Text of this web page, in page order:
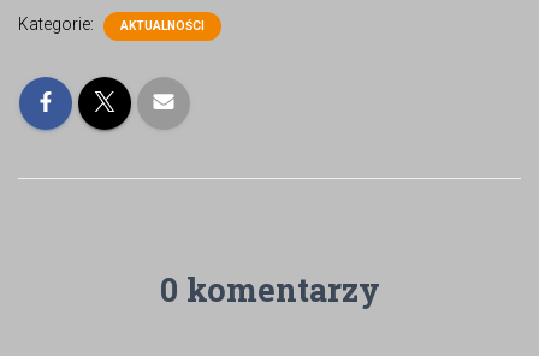
Kategorie: AKTUALNOŚCI
0 komentarzy